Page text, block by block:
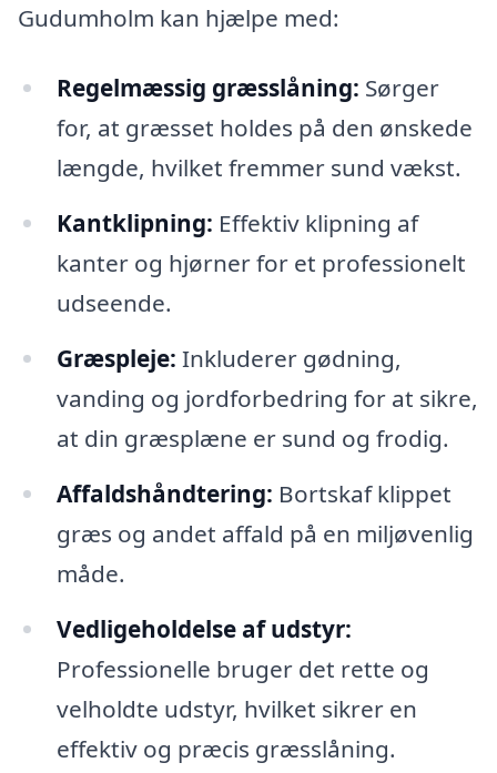
Gudumholm kan hjælpe med:
Regelmæssig græsslåning: Sørger
for, at græsset holdes på den ønskede
længde, hvilket fremmer sund vækst.
Kantklipning: Effektiv klipning af
kanter og hjørner for et professionelt
udseende.
Græspleje: Inkluderer gødning,
vanding og jordforbedring for at sikre,
at din græsplæne er sund og frodig.
Affaldshåndtering: Bortskaf klippet
græs og andet affald på en miljøvenlig
måde.
Vedligeholdelse af udstyr:
Professionelle bruger det rette og
velholdte udstyr, hvilket sikrer en
effektiv og præcis græsslåning.